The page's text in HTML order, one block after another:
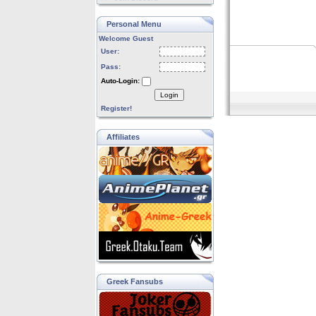
Personal Menu
Welcome Guest
User:
Pass:
Auto-Login:
Login
Register!
Affiliates
Greek Fansubs